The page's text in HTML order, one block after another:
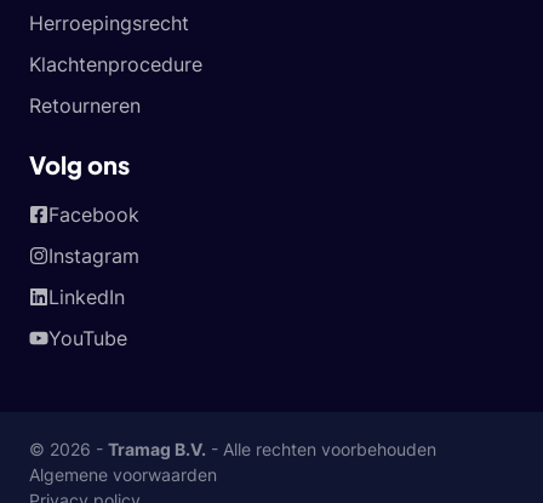
Herroepingsrecht
Klachtenprocedure
Retourneren
Volg ons
Facebook
Instagram
LinkedIn
YouTube
© 2026 - Tramag B.V. - Alle rechten voorbehouden
Algemene voorwaarden